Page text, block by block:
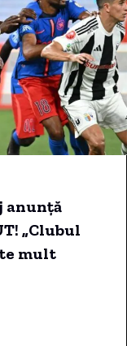
anunță
„Clubul
mult